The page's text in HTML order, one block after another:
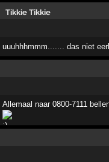
Tikkie Tikkie
uuuhhhmmm....... das niet
Allemaal naar 0800-7111